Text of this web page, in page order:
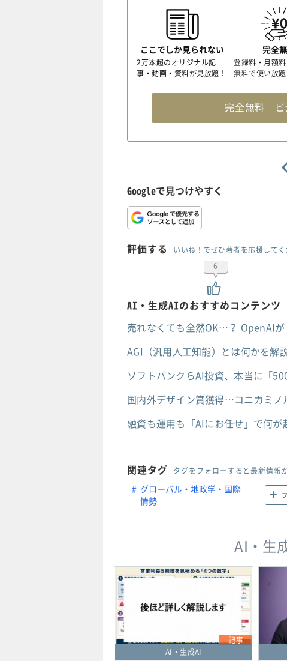
ここでしか見られない
2万本超のオリジナル記
事・動画・資料が見放題！
完全
登録料・月額
無料で使い放題
完全無料
Googleで見つけやすく
評価する
いいね！でぜひ著者を応援して
6
AI・生成AIのおすすめコンテンツ
売れなくても全然OK…？ OpenAI
AGI（汎用人工知能）とは何かを解
ソフトバンクらAI投資、本当に「
国内外デザイン賞獲得…コニカミノ
融資も運用も「AIにお任せ」で何
関連タグ タグをフォローすると最新情報
グローバル・地政学・国際
情勢
AI・生
記事
AI・生成AI